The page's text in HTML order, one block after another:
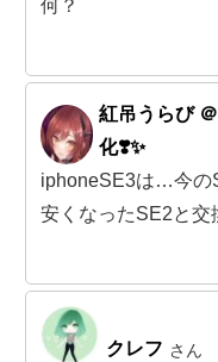
何？
紅吊うらび
化❣️✨
iphoneSE3は…今の
安くなったSE2と
クレフ さん